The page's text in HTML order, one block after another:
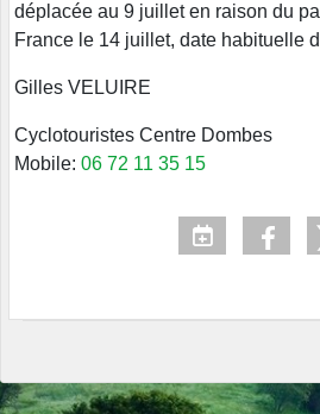
déplacée au 9 juillet en raison du
France le 14 juillet, date habituelle
Gilles VELUIRE
Cyclotouristes Centre Dombes
Mobile: 06 72 11 35 15